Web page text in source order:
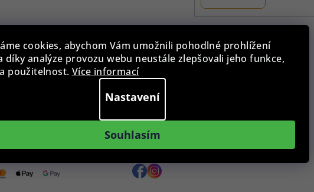
cookies, abychom Vám umožnili pohodlné prohlížení
díky analýze provozu webu neustále zlepšovali jeho funkce,
použitelnost. Více informací
Nastavení
Souhlasím
955 998
- 15:00
platba
Provozovna
Po - Pá: 9:00 - 15:00
Roháčova 639, 390 02 Tábor
Více informací >
Sledujte nás na